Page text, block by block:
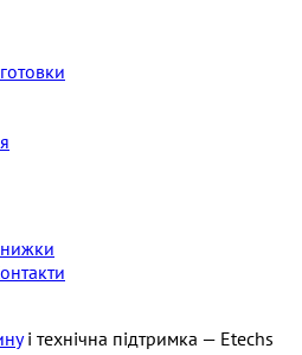
і технічна підтримка — Etechs